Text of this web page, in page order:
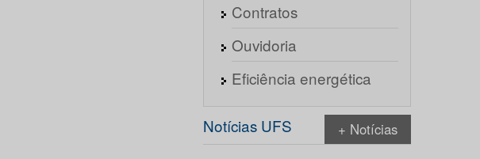
Contratos
Ouvidoria
Eficiência energética
Notícias UFS + Notícias